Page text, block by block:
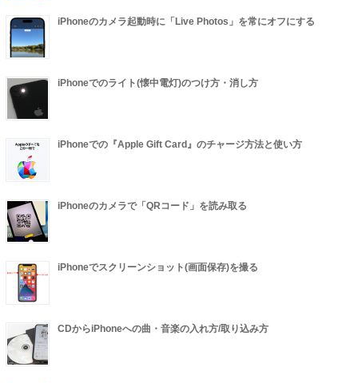
iPhoneのカメラ起動時に「Live Photos」を常にオフにする
iPhoneでのライト(懐中電灯)のつけ方・消し方
iPhoneでの『Apple Gift Card』のチャージ方法と使い方
iPhoneのカメラで「QRコード」を読み取る
iPhoneでスクリーンショット(画面保存)を撮る
CDからiPhoneへの曲・音楽の入れ方/取り込み方